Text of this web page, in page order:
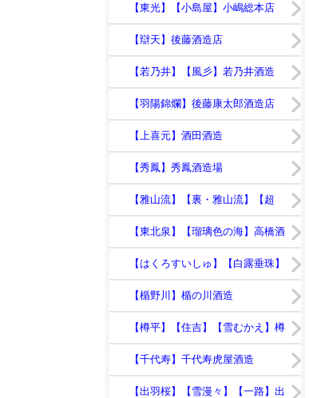
【東光】【小島屋】小嶋総本店
【辯天】後藤酒造店
【若乃井】【風彡】若乃井酒造
【羽陽錦爛】後藤康太郎酒造店
【上喜元】酒田酒造
【秀鳳】秀鳳酒造場
【雅山流】【裏・雅山流】【超
裏・雅山流】新藤酒造店
【東北泉】【瑠璃色の海】高橋酒
造店【はくろすいしゅ】【白露垂珠】
【竹の露】竹の露
【楯野川】楯の川酒造
【樽平】【住吉】【雪むかえ】樽
平酒造
【千代寿】千代寿虎屋酒造
【出羽桜】【雪漫々】【一路】出